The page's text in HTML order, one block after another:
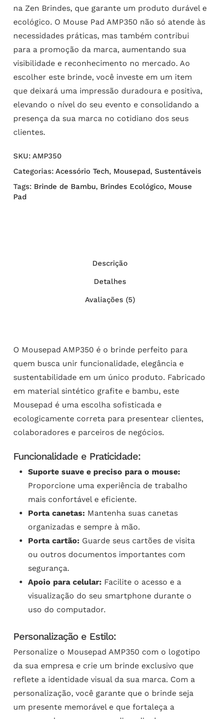
na Zen Brindes, que garante um produto durável e
ecológico. O Mouse Pad AMP350 não só atende às
necessidades práticas, mas também contribui
para a promoção da marca, aumentando sua
visibilidade e reconhecimento no mercado. Ao
escolher este brinde, você investe em um item
que deixará uma impressão duradoura e positiva,
elevando o nível do seu evento e consolidando a
presença da sua marca no cotidiano dos seus
clientes.
SKU: AMP350
Categorias: Acessório Tech, Mousepad, Sustentáveis
Tags: Brinde de Bambu, Brindes Ecológico, Mouse
Pad
Descrição
Detalhes
Avaliações (5)
O Mousepad AMP350 é o brinde perfeito para
quem busca unir funcionalidade, elegância e
sustentabilidade em um único produto. Fabricado
em material sintético grafite e bambu, este
Mousepad é uma escolha sofisticada e
ecologicamente correta para presentear clientes,
colaboradores e parceiros de negócios.
Funcionalidade e Praticidade:
Suporte suave e preciso para o mouse:
Proporcione uma experiência de trabalho
mais confortável e eficiente.
Porta canetas: Mantenha suas canetas
organizadas e sempre à mão.
Porta cartão: Guarde seus cartões de visita
ou outros documentos importantes com
segurança.
Apoio para celular: Facilite o acesso e a
visualização do seu smartphone durante o
uso do computador.
Personalização e Estilo:
Personalize o Mousepad AMP350 com o logotipo
da sua empresa e crie um brinde exclusivo que
reflete a identidade visual da sua marca. Com a
personalização, você garante que o brinde seja
um presente memorável e que fortaleça a